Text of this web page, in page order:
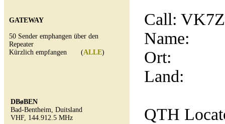
GATEWAY
50 Sender emphangen über den
Repeater
Kürzlich empfangen (ALLE)
DBøBEN
Bad-Bentheim, Duitsland
VHF, 144.912.5 MHz
Call:
Name:
Ort:
Land:
QTH